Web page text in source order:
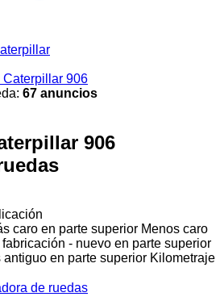
Caterpillar 906
67 anuncios
906
caro en parte superior Menos caro
- nuevo en parte superior
en parte superior Kilometraje